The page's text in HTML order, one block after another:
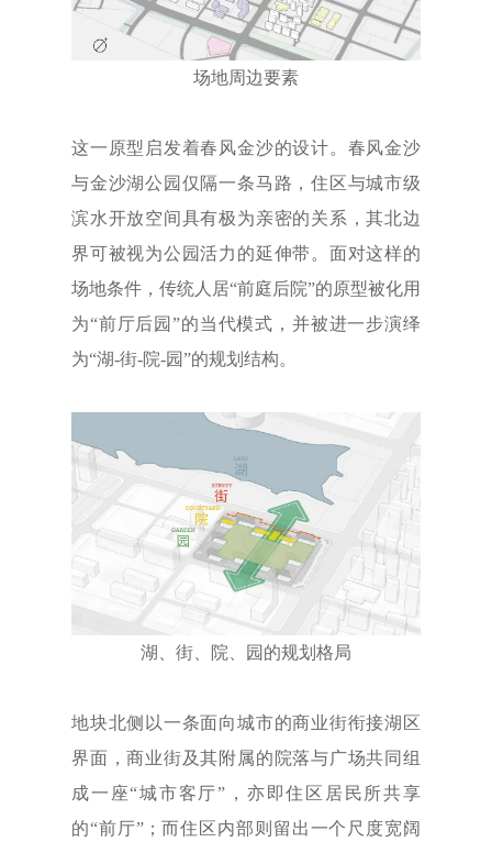
场地周边要素
这一原型启发着春风金沙的设计。春风金沙
与金沙湖公园仅隔一条马路，住区与城市级
滨水开放空间具有极为亲密的关系，其北边
界可被视为公园活力的延伸带。面对这样的
场地条件，传统人居“前庭后院”的原型被化用
为“前厅后园”的当代模式，并被进一步演绎
为“湖-街-院-园”的规划结构。
湖、街、院、园的规划格局
地块北侧以一条面向城市的商业街衔接湖区
界面，商业街及其附属的院落与广场共同组
成一座“城市客厅”，亦即住区居民所共享
的“前厅”；而住区内部则留出一个尺度宽阔